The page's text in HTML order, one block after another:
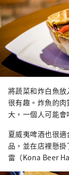
將蔬菜和炸白魚
很有趣。炸魚的
大，一個人可能會
夏威夷啤酒也很
品，並在店裡懸
雷（Kona Beer